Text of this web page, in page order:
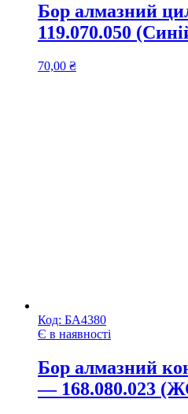
Бор алмазний
119.070.050
70,00 ₴
Код: БА4380
Є в наявності
Бор алмазний
— 168.080.023